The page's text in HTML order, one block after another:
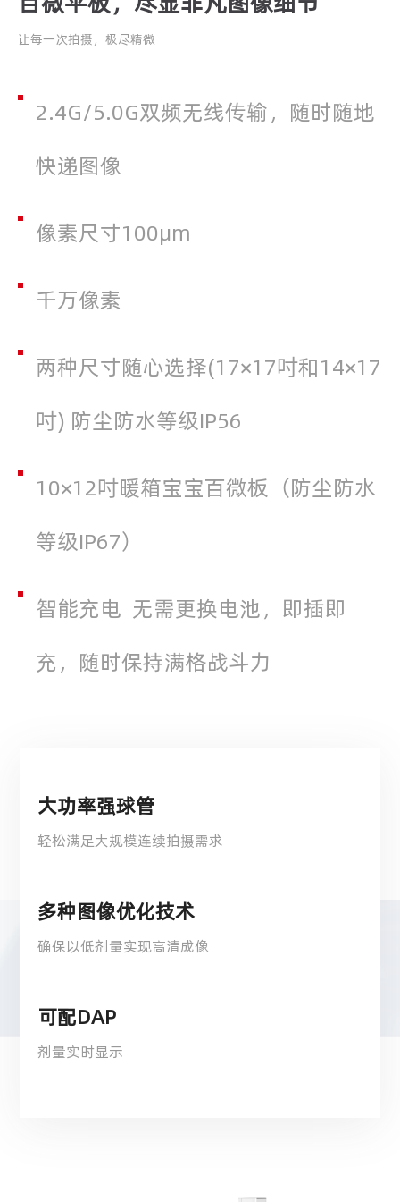
让每一次拍摄，极尽精微
2.4G/5.0G双频无线传输，随时随地
快递图像
像素尺寸100μm
千万像素
两种尺寸随心选择(17×17吋和14×17
吋) 防尘防水等级IP56
10×12吋暖箱宝宝百微板（防尘防水
等级IP67）
智能充电 无需更换电池，即插即
充，随时保持满格战斗力
大功率强球管
轻松满足大规模连续拍摄需求
多种图像优化技术
确保以低剂量实现高清成像
可配DAP
剂量实时显示